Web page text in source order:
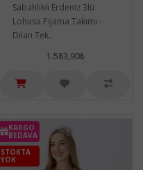
Sabahlıklı Erdeniz 3lü
Lohusa Pijama Takımı -
Dilan Tek..
1.583,90₺
KARGO
BEDAVA
STOKTA
YOK